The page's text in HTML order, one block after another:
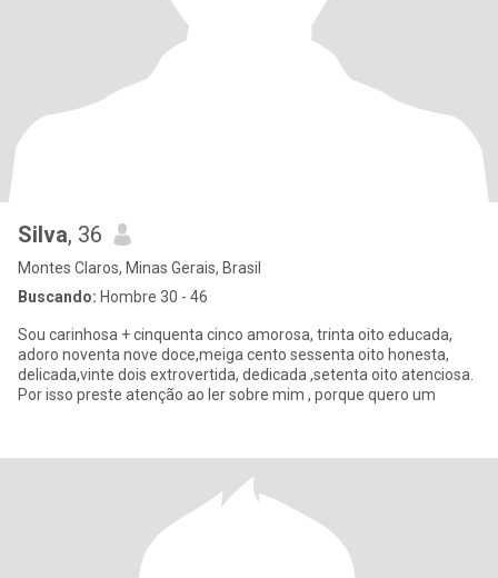
Silva, 36
Montes Claros, Minas Gerais, Brasil
Buscando: Hombre 30 - 46
Sou carinhosa + cinquenta cinco amorosa, trinta oito educada,
adoro noventa nove doce,meiga cento sessenta oito honesta,
delicada,vinte dois extrovertida, dedicada ,setenta oito atenciosa.
Por isso preste atenção ao ler sobre mim , porque quero um